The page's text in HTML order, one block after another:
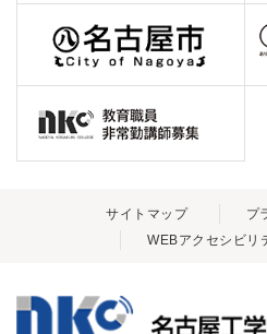
サイトマップ
プ
WEBアクセシビリ